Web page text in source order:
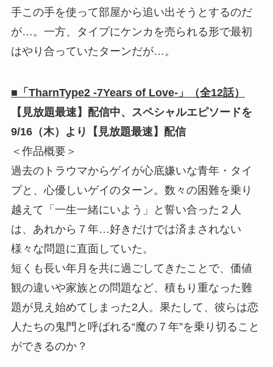
手この手を使って部屋から追い出そうとするのだ
が…。一方、タイプにケンカを売られる形で最初
はやり合っていたターンだが…。
■「TharnType2 -7Years of Love-」（全12話）
【見放題最速】配信中、スペシャルエピソードを
9/16（木）より【見放題最速】配信
＜作品概要＞
過去のトラウマからゲイが心底嫌いな青年・タイ
プと、心優しいゲイのターン。数々の困難を乗り
越えて「一生一緒にいよう」と誓い合った２人
は、あれから７年…好きだけでは済まされない
様々な問題に直面していた。
短くも長い年月を共に過ごしてきたことで、価値
観の違いや家族との問題など、積もり重なった難
題が見え始めてしまった2人。果たして、彼らは恋
人たちの鬼門と呼ばれる“魔の７年”を乗り切ること
ができるのか？